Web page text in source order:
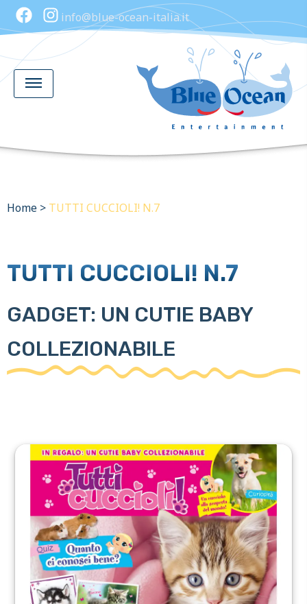
info@blue-ocean-italia.it
Home > TUTTI CUCCIOLI! N.7
TUTTI CUCCIOLI! N.7
GADGET: UN CUTIE BABY
COLLEZIONABILE